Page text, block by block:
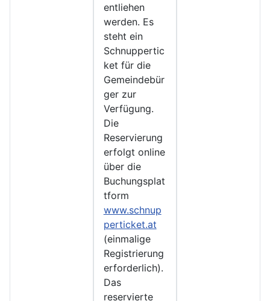
entliehen
werden. Es
steht ein
Schnuppertic
ket für die
Gemeindebür
ger zur
Verfügung.
Die
Reservierung
erfolgt online
über die
Buchungsplat
tform
www.schnup
perticket.at
(einmalige
Registrierung
erforderlich).
Das
reservierte